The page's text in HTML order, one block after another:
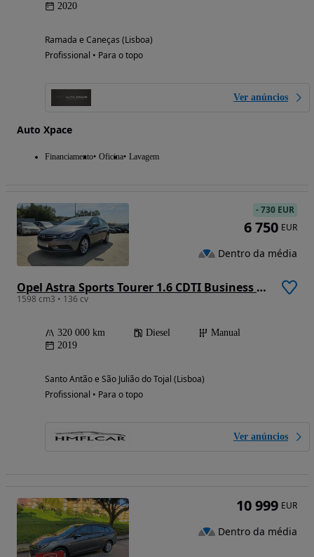
2020
Ramada e Caneças (Lisboa)
Profissional • Para o topo
Ver anúncios
Auto Xpace
Financiamento Oficina Lavagem
Opel Astra Sports Tourer 1.6 CDTI Business Edition S/S
1598 cm3 • 136 cv
320 000 km Diesel
Manual
2019
Santo Antão e São Julião do Tojal (Lisboa)
Profissional • Para o topo
Ver anúncios
-730 EUR
6 750 EUR
Dentro da média
10 999 EUR
Dentro da média